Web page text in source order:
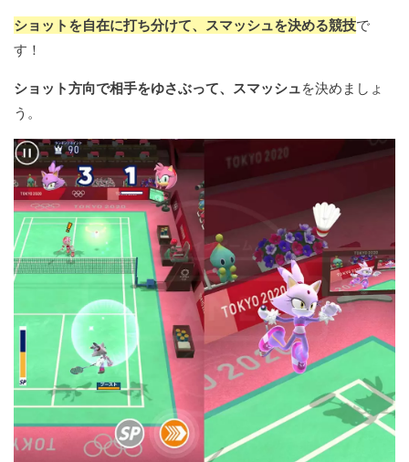
ショットを自在に打ち分けて、スマッシュを決める競技で
す！
ショット方向で相手をゆさぶって、スマッシュを決めましょ
う。